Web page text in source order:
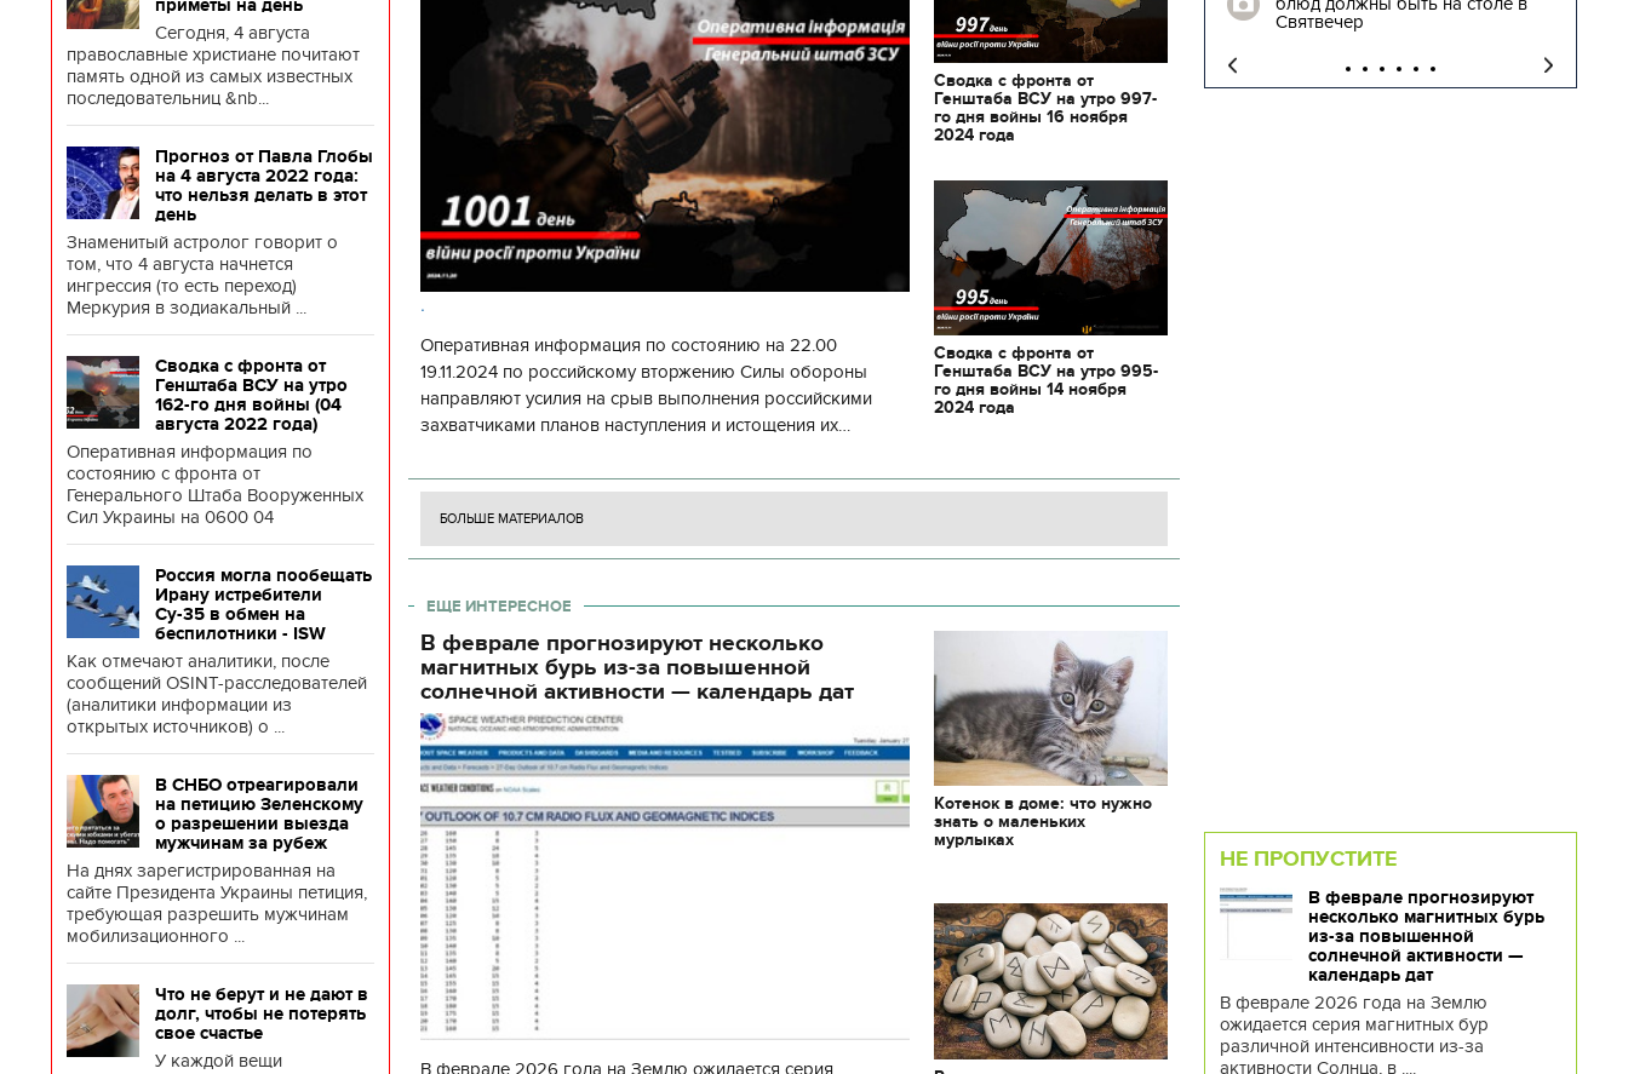
приметы на день
Сегодня, 4 августа
православные христиане почитают
память одной из самых известных
последовательниц &nb...
Прогноз от Павла Глобы
на 4 августа 2022 года:
что нельзя делать в этот
день
Знаменитый астролог говорит о
том, что 4 августа начнется
ингрессия (то есть переход)
Меркурия в зодиакальный ...
Сводка с фронта от
Генштаба ВСУ на утро
162-го дня войны (04
августа 2022 года)
Оперативная информация по
состоянию с фронта от
Генерального Штаба Вооруженных
Сил Украины на 0600 04
Россия могла пообещать
Ирану истребители
Су-35 в обмен на
беспилотники - ISW
Как отмечают аналитики, после
сообщений OSINT-расследователей
(аналитики информации из
открытых источников) о ...
В СНБО отреагировали
на петицию Зеленскому
о разрешении выезда
мужчинам за рубеж
На днях зарегистрированная на
сайте Президента Украины петиция,
требующая разрешить мужчинам
мобилизационного ...
Что не берут и не дают в
долг, чтобы не потерять
свое счастье
У каждой вещи
.
Оперативная информация по состоянию на 22.00
19.11.2024 по российскому вторжению Силы обороны
направляют усилия на срыв выполнения российскими
захватчиками планов наступления и истощения их
боевых ст
Сводка с фронта от
Генштаба ВСУ на утро 997-
го дня войны 16 ноября
2024 года
Сводка с фронта от
Генштаба ВСУ на утро 995-
го дня войны 14 ноября
2024 года
БОЛЬШЕ МАТЕРИАЛОВ
ЕЩЕ ИНТЕРЕСНОЕ
В феврале прогнозируют несколько
магнитных бурь из-за повышенной
солнечной активности — календарь дат
В феврале 2026 года на Землю ожидается серия
Котенок в доме: что нужно
знать о маленьких
мурлыках
"Сторожевая застава"
Святвечер
НЕ ПРОПУСТИТЕ
В феврале прогнозируют
несколько магнитных бурь
из-за повышенной
солнечной активности —
календарь дат
В феврале 2026 года на Землю
ожидается серия магнитных бур
различной интенсивности из-за
активности Солнца, в ....